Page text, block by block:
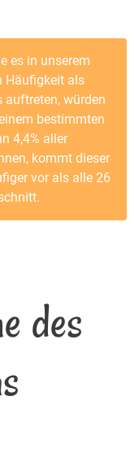
es in unserem
Häufigkeit als
auftreten, würden
bestimmten
4,4% aller
kommt dieser
vor als alle 26
des